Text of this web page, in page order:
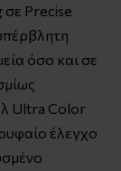
σε Precise
όσο και σε
Ultra Color
έλεγχο